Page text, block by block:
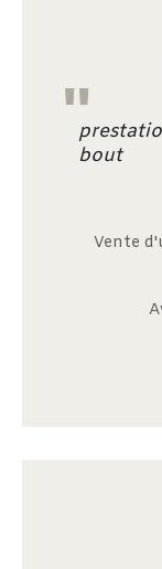
"
bout
Vente